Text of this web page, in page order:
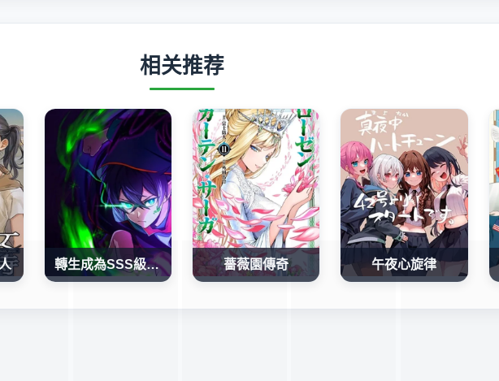
相关推荐
轉生成為SSS級哥布林 薔薇園傳奇 午夜心旋律